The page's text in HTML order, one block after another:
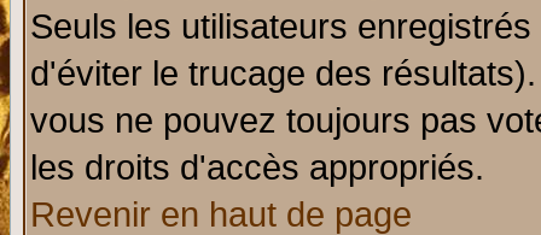
Seuls les utilisateurs
d'éviter le trucage des
vous ne pouvez toujours pas
les droits d'accès appropriés.
Revenir en haut de page